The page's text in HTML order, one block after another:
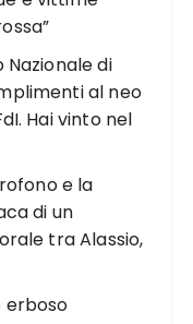
Nazionale di
al neo
Hai vinto nel
e la
di un
tra Alassio,
erboso